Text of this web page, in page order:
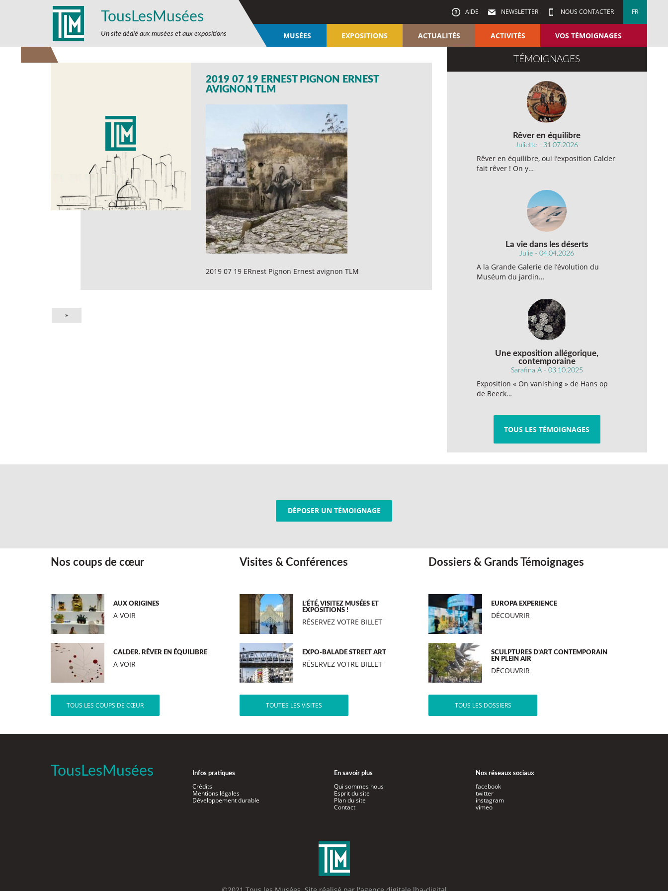
TousLesMusées
Un site dédié aux musées et aux expositions
AIDE NEWSLETTER NOUS CONTACTER FR
MUSÉES EXPOSITIONS ACTUALITÉS ACTIVITÉS VOS TÉMOIGNAGES
2019 07 19 ERNEST PIGNON ERNEST
AVIGNON TLM
2019 07 19 ERnest Pignon Ernest avignon TLM
»
TÉMOIGNAGES
Rêver en équilibre
Juliette - 31.07.2026
Rêver en équilibre, oui l’exposition Calder
fait rêver ! On y…
La vie dans les déserts
Julie - 04.04.2026
A la Grande Galerie de l’évolution du
Muséum du jardin…
Une exposition allégorique,
contemporaine
Sarafina A - 03.10.2025
Exposition « On vanishing » de Hans op
de Beeck…
TOUS LES TÉMOIGNAGES
DÉPOSER UN TÉMOIGNAGE
Nos coups de cœur
AUX ORIGINES
A VOIR
CALDER. RÊVER EN ÉQUILIBRE
A VOIR
TOUS LES COUPS DE CŒUR
Visites & Conférences
L’ÉTÉ, VISITEZ MUSÉES ET
EXPOSITIONS !
RÉSERVEZ VOTRE BILLET
EXPO-BALADE STREET ART
RÉSERVEZ VOTRE BILLET
TOUTES LES VISITES
Dossiers & Grands Témoignages
EUROPA EXPERIENCE
DÉCOUVRIR
SCULPTURES D’ART CONTEMPORAIN
EN PLEIN AIR
DÉCOUVRIR
TOUS LES DOSSIERS
TousLesMusées Infos pratiques
Crédits
Mentions légales
Développement durable
En savoir plus
Qui sommes nous
Esprit du site
Plan du site
Contact
Nos réseaux sociaux
facebook
twitter
instagram
vimeo